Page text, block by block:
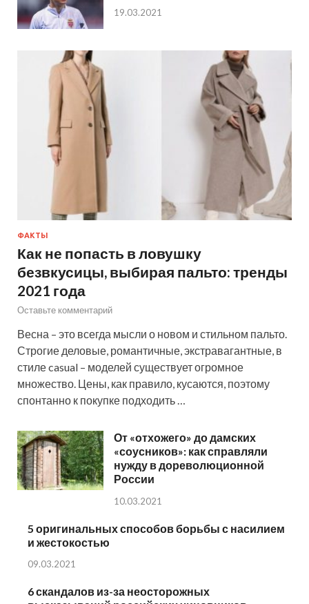
19.03.2021
ФАКТЫ
Как не попасть в ловушку
безвкусицы, выбирая пальто: тренды
2021 года
Оставьте комментарий
Весна – это всегда мысли о новом и стильном пальто.
Строгие деловые, романтичные, экстравагантные, в
стиле casual – моделей существует огромное
множество. Цены, как правило, кусаются, поэтому
спонтанно к покупке подходить …
От «отхожего» до дамских
«соусников»: как справляли
нужду в дореволюционной
России
10.03.2021
5 оригинальных способов борьбы с насилием
и жестокостью
09.03.2021
6 скандалов из-за неосторожных